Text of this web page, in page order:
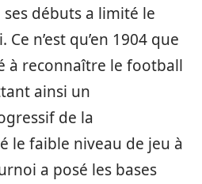
ses débuts a limité le
n’est qu’en 1904 que
à reconnaître le football
ainsi un
de la
le faible niveau de jeu à
a posé les bases